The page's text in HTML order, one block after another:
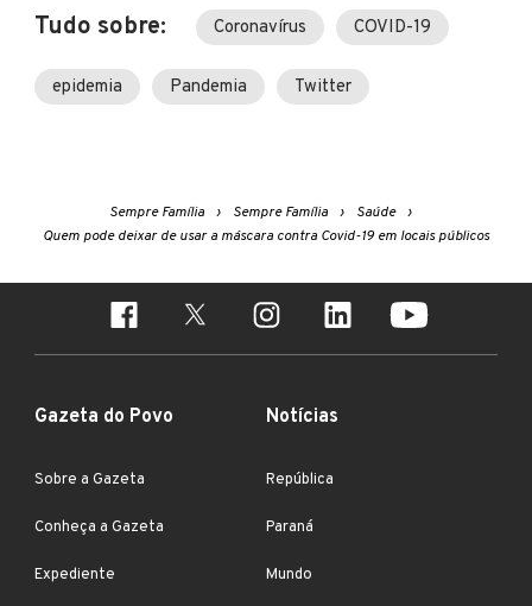
Tudo sobre: Coronavírus COVID-19
epidemia Pandemia Twitter
Sempre Família Sempre Família
Saúde
Quem pode deixar de usar a máscara contra Covid-19 em locais públicos
Gazeta do Povo
Sobre a Gazeta
Conheça a Gazeta
Expediente
Notícias
República
Paraná
Mundo